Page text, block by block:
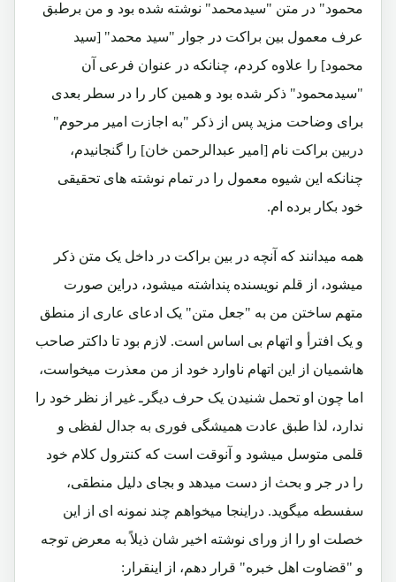
محمود" در متن "سیدمحمد" نوشته شده بود و من برطبق
عرف معمول بین براکت در جوار "سید محمد" [سید
محمود] را علاوه کردم، چنانکه در عنوان فرعی آن
"سیدمحمود" ذکر شده بود و همین کار را در سطر بعدی
برای وضاحت مزید پس از ذکر "به اجازت امیر مرحوم"
دربین براکت نام [امیر عبدالرحمن خان] را گنجانیدم،
چنانکه این شیوه معمول را در تمام نوشته های تحقیقی
خود بکار برده ام.
همه میدانند که آنچه در بین براکت در داخل یک متن ذکر
میشود، از قلم نویسنده پنداشته میشود، دراین صورت
متهم ساختن من به "جعل متن" یک ادعای عاری از منطق
و یک افترأ و اتهام بی اساس است. لازم بود تا داکتر صاحب
هاشمیان از این اتهام ناوارد خود از من معذرت میخواست،
اما چون او تحمل شنیدن یک حرف دیگرـ غیر از نظر خود را
ندارد، لذا طبق عادت همیشگی فوری به جدال لفظی و
قلمی متوسل میشود و آنوقت است که کنترول کلام خود
را در جر و بحث از دست میدهد و بجای دلیل منطقی،
سفسطه میگوید. دراینجا میخواهم چند نمونه ای از این
خصلت او را از ورای نوشته اخیر شان ذیلاً به معرض توجه
و "قضاوت اهل خبره" قرار دهم، از اینقرار: